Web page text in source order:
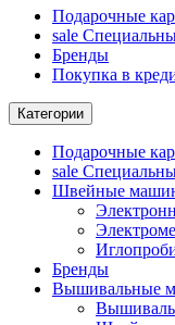
Подарочные
sale
Бренды
Покупка в
Категории
Подарочные
sale
Швейные
Бренды
Вышивальные